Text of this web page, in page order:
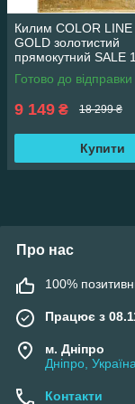
Килим COLOR
GOLD золотистий
прямокутний SALE
см
Готово до відправки
9 149 ₴ 18 299 ₴
Купити
Про нас
100%
Працює з
м. Дніпро
Дніпро, Україна
Контакти